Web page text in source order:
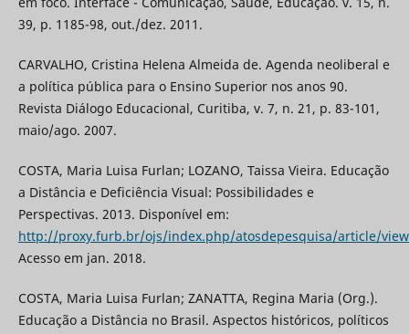
39, p. 1185-98, out./dez. 2011.
CARVALHO, Cristina Helena Almeida de. Agenda neoliberal e
a política pública para o Ensino Superior nos anos 90.
Revista Diálogo Educacional, Curitiba, v. 7, n. 21, p. 83-101,
maio/ago. 2007.
COSTA, Maria Luisa Furlan; LOZANO, Taissa Vieira. Educação
a Distância e Deficiência Visual: Possibilidades e
Perspectivas. 2013. Disponível em:
http://proxy.furb.br/ojs/index.php/atosdepesquisa/article/
Acesso em jan. 2018.
COSTA, Maria Luisa Furlan; ZANATTA, Regina Maria (Org.).
Educação a Distância no Brasil. Aspectos históricos, políticos